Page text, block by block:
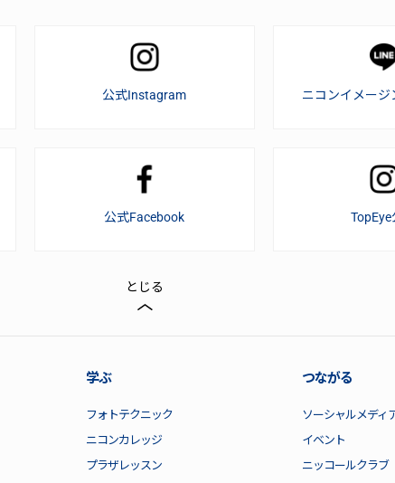
公式Instagram ニコンイメージ
公式Facebook
とじる
学ぶ
フォトテクニック
ニコンカレッジ
プラザレッスン
つながる
ソーシャルメディ
イベント
ニッコールクラブ